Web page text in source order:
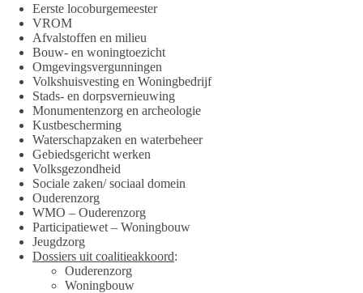
Eerste locoburgemeester
VROM
Afvalstoffen en milieu
Bouw- en woningtoezicht
Omgevingsvergunningen
Volkshuisvesting en Woningbedrijf
Stads- en dorpsvernieuwing
Monumentenzorg en archeologie
Kustbescherming
Waterschapzaken en waterbeheer
Gebiedsgericht werken
Volksgezondheid
Sociale zaken/ sociaal domein
Ouderenzorg
WMO – Ouderenzorg
Participatiewet – Woningbouw
Jeugdzorg
Dossiers uit coalitieakkoord:
Ouderenzorg
Woningbouw